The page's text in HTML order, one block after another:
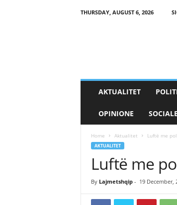
THURSDAY, AUGUST 6, 2026
AKTUALITET
OPINIONE SOCIALE
Home Aktualitet Luftë me
AKTUALITET
Luftë me
By Lajmetshqip- 19 December,